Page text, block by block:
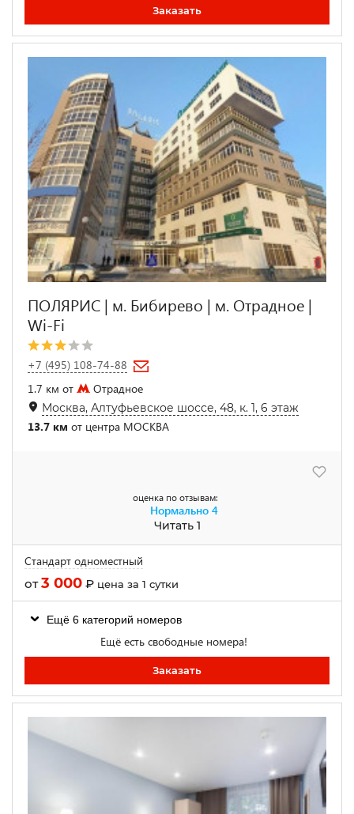
Заказать
ПОЛЯРИС | м. Бибирево | м. Отрадное |
Wi-Fi
+7 (495) 108-74-88
1.7 км от
Отрадное
Москва, Алтуфьевское шоссе, 48, к. 1, 6 этаж
13.7 км от центра МОСКВА
оценка по отзывам:
Нормально 4
Читать 1
Стандарт одноместный
от3 000 ₽ цена за 1 сутки
Ещё 6 категорий номеров
Ещё есть свободные номера!
Заказать